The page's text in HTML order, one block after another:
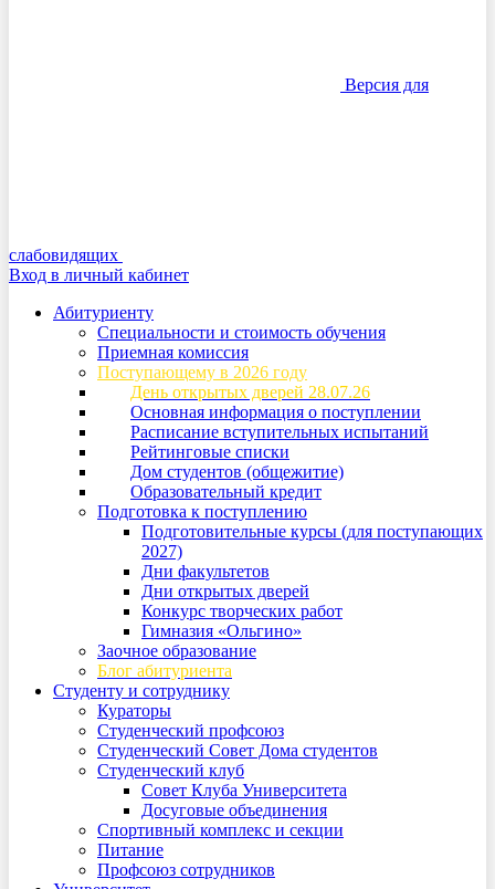
Версия для
слабовидящих
Вход в личный кабинет
Абитуриенту
Специальности и стоимость обучения
Приемная комиссия
Поступающему в 2026 году
День открытых дверей 28.07.26
Основная информация о поступлении
Расписание вступительных испытаний
Рейтинговые списки
Дом студентов (общежитие)
Образовательный кредит
Подготовка к поступлению
Подготовительные курсы (для поступающих
2027)
Дни факультетов
Дни открытых дверей
Конкурс творческих работ
Гимназия «Ольгино»
Заочное образование
Блог абитуриента
Студенту и сотруднику
Кураторы
Студенческий профсоюз
Студенческий Совет Дома студентов
Студенческий клуб
Совет Клуба Университета
Досуговые объединения
Спортивный комплекс и секции
Питание
Профсоюз сотрудников